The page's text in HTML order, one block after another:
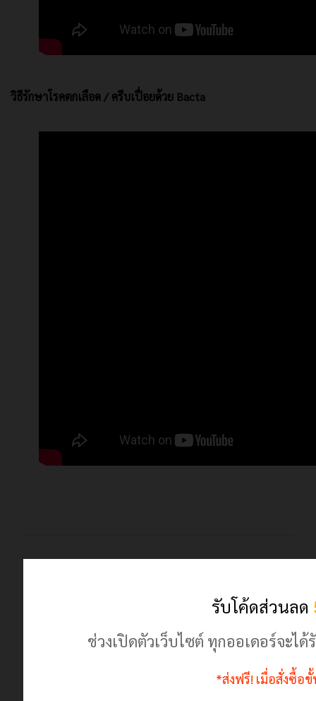
วิธีรักษาโรคตกเลือด / ครีบเปื่อยด้วย Bacta
ร้านค้านี้มีตัวตนจริง ลงทะเบียนพาณิชย์ถูกต้อง
รับโค้ดส่วนลด
ช่วงเปิดตัวเว็บไซต์ ทุกออเดอร์จะไ
*ส่งฟรี! เมื่อสั่งซื้อ